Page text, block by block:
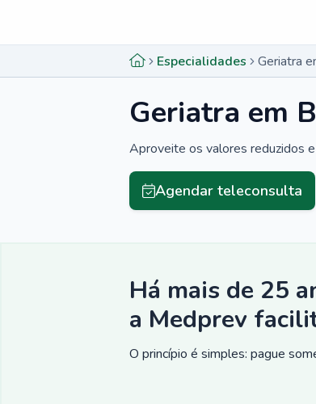
Especialidades Geriatra
Geriatra em
Aproveite os valores reduzidos
Agendar teleconsulta
Há mais de 25
a Medprev
O princípio é simples: pague